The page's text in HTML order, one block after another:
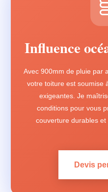
Influence
Avec 900mm de pluie par
votre toiture est soumise
exigeantes. Je
conditions pour vous
couverture durables et
Devis